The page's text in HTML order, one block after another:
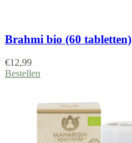
Brahmi bio (60 tabletten)
€12,99
Bestellen